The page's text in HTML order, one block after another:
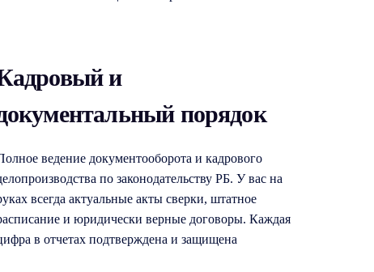
и
порядок
ведение документооборота и кадрового
по законодательству РБ. У вас на
всегда актуальные акты сверки, штатное
и юридически верные договоры. Каждая
в отчетах подтверждена и защищена